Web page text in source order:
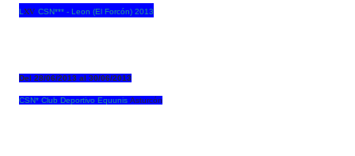
L xv CSN*** - Leon (El Forcón) 2013
Del 28/06/2013 al 30/06/2013
CSN* Club Deportivo Equunis Asturcón